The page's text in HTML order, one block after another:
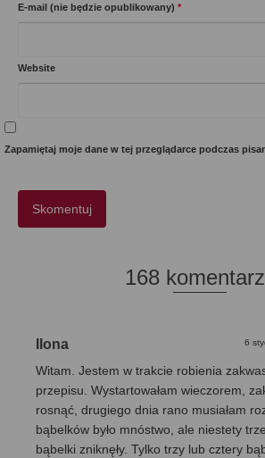
E-mail (nie będzie opublikowany) *
Website
Zapamiętaj moje dane w tej przeglądarce podczas
168
Ilona 6
Witam. Jestem w trakcie robienia
przepisu. Wystartowałam wieczorem,
rosnąć, drugiego dnia rano musiałam
bąbelków było mnóstwo, ale niestety
bąbelki zniknęły. Tylko trzy lub cztery